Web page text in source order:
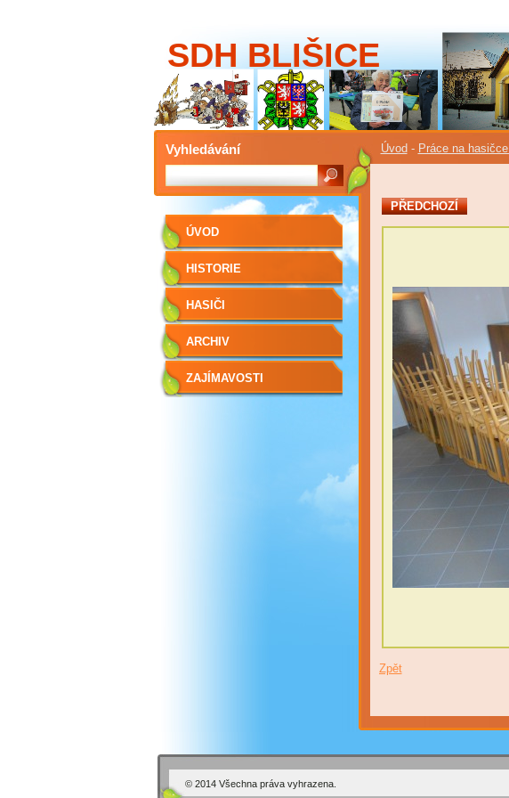
SDH BLIŠICE
Úvod - Práce na hasičce
PŘEDCHOZÍ
Zpět
ÚVOD
HISTORIE
HASIČI
ARCHIV
ZAJÍMAVOSTI
Vyhledávání
© 2014 Všechna práva vyhrazena.